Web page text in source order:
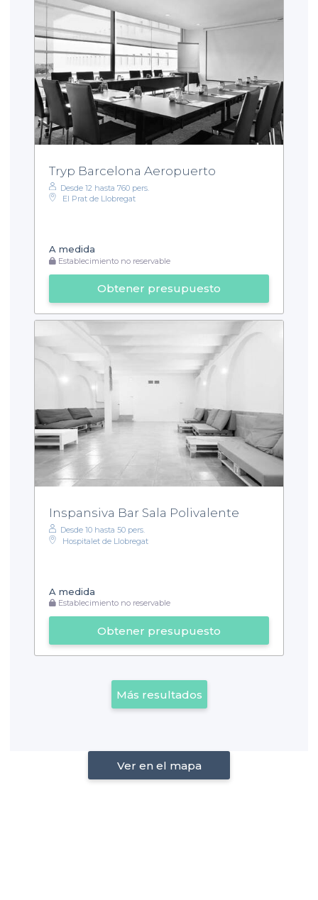
Tryp Barcelona Aeropuerto
Desde 12 hasta 760 pers.
El Prat de Llobregat
A medida
Establecimiento no reservable
Obtener presupuesto
Inspansiva Bar Sala Polivalente
Desde 10 hasta 50 pers.
Hospitalet de Llobregat
A medida
Establecimiento no reservable
Obtener presupuesto
Más resultados
Ver en el mapa